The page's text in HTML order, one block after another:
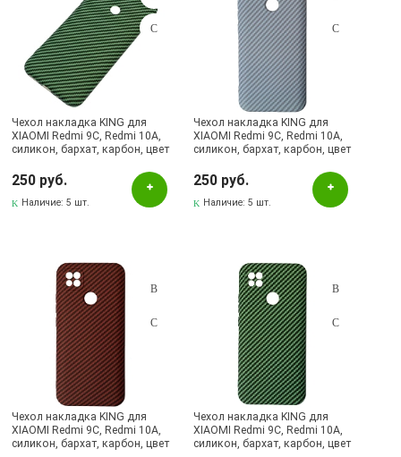
Чехол накладка KING для
XIAOMI Redmi 9C, Redmi 10A,
силикон, бархат, карбон, цвет
250 руб.
Наличие:5 шт.
Чехол накладка KING для
XIAOMI Redmi 9C, Redmi 10A,
силикон, бархат, карбон, цвет
250 руб.
Наличие:5 шт.
Чехол накладка KING для
XIAOMI Redmi 9C, Redmi 10A,
силикон, бархат, карбон, цвет
Чехол накладка KING для
XIAOMI Redmi 9C, Redmi 10A,
силикон, бархат, карбон, цвет